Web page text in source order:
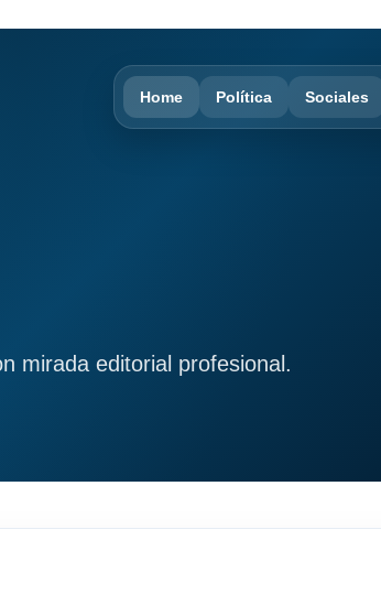
Home Política Sociales
mirada editorial profesional.